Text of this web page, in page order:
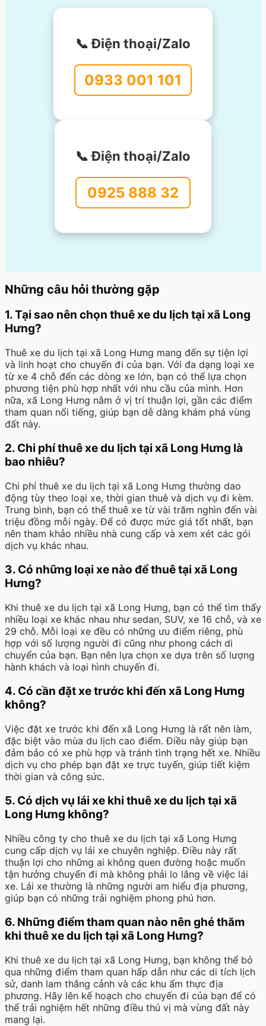
📞 Điện thoại/Zalo
0933 001 101
📞 Điện thoại/Zalo
0925 888 32
Những câu hỏi thường gặp
1. Tại sao nên chọn thuê xe du lịch tại xã Long
Hưng?
Thuê xe du lịch tại xã Long Hưng mang đến sự tiện lợi
và linh hoạt cho chuyến đi của bạn. Với đa dạng loại xe
từ xe 4 chỗ đến các dòng xe lớn, bạn có thể lựa chọn
phương tiện phù hợp nhất với nhu cầu của mình. Hơn
nữa, xã Long Hưng nằm ở vị trí thuận lợi, gần các điểm
tham quan nổi tiếng, giúp bạn dễ dàng khám phá vùng
đất này.
2. Chi phí thuê xe du lịch tại xã Long Hưng là
bao nhiêu?
Chi phí thuê xe du lịch tại xã Long Hưng thường dao
động tùy theo loại xe, thời gian thuê và dịch vụ đi kèm.
Trung bình, bạn có thể thuê xe từ vài trăm nghìn đến vài
triệu đồng mỗi ngày. Để có được mức giá tốt nhất, bạn
nên tham khảo nhiều nhà cung cấp và xem xét các gói
dịch vụ khác nhau.
3. Có những loại xe nào để thuê tại xã Long
Hưng?
Khi thuê xe du lịch tại xã Long Hưng, bạn có thể tìm thấy
nhiều loại xe khác nhau như sedan, SUV, xe 16 chỗ, và xe
29 chỗ. Mỗi loại xe đều có những ưu điểm riêng, phù
hợp với số lượng người đi cũng như phong cách di
chuyển của bạn. Bạn nên lựa chọn xe dựa trên số lượng
hành khách và loại hình chuyến đi.
4. Có cần đặt xe trước khi đến xã Long Hưng
không?
Việc đặt xe trước khi đến xã Long Hưng là rất nên làm,
đặc biệt vào mùa du lịch cao điểm. Điều này giúp bạn
đảm bảo có xe phù hợp và tránh tình trạng hết xe. Nhiều
dịch vụ cho phép bạn đặt xe trực tuyến, giúp tiết kiệm
thời gian và công sức.
5. Có dịch vụ lái xe khi thuê xe du lịch tại xã
Long Hưng không?
Nhiều công ty cho thuê xe du lịch tại xã Long Hưng
cung cấp dịch vụ lái xe chuyên nghiệp. Điều này rất
thuận lợi cho những ai không quen đường hoặc muốn
tận hưởng chuyến đi mà không phải lo lắng về việc lái
xe. Lái xe thường là những người am hiểu địa phương,
giúp bạn có những trải nghiệm phong phú hơn.
6. Những điểm tham quan nào nên ghé thăm
khi thuê xe du lịch tại xã Long Hưng?
Khi thuê xe du lịch tại xã Long Hưng, bạn không thể bỏ
qua những điểm tham quan hấp dẫn như các di tích lịch
sử, danh lam thắng cảnh và các khu ẩm thực địa
phương. Hãy lên kế hoạch cho chuyến đi của bạn để có
thể trải nghiệm hết những điều thú vị mà vùng đất này
mang lại.